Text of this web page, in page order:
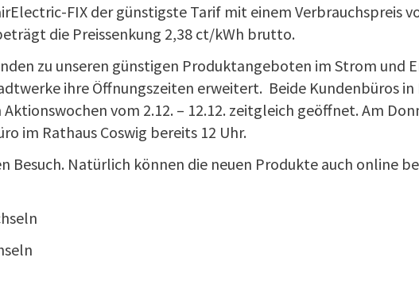
FIX der günstigste Tarif mit einem Verbrauchspreis
die Preissenkung 2,38 ct/kWh brutto.
zu unseren günstigen Produktangeboten im Strom und
ihre Öffnungszeiten erweitert. Beide Kundenbüros in
Aktionswochen vom 2.12. – 12.12. zeitgleich geöffnet. Am
im Rathaus Coswig bereits 12 Uhr.
Besuch. Natürlich können die neuen Produkte auch online